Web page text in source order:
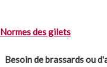
Normes des gilets
Besoin de brassards ou